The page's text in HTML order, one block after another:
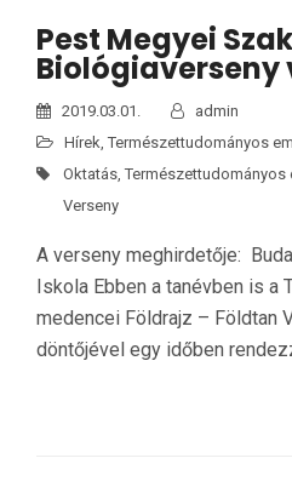
Pest Megyei
Biológiaverseny
2019.03.01.
admin
Hírek ,Természettudományos
Oktatás ,Természettudományos
Verseny
A verseny meghirdetője:
Iskola Ebben a tanévben is a
medencei Földrajz – Földtan
döntőjével egy időben